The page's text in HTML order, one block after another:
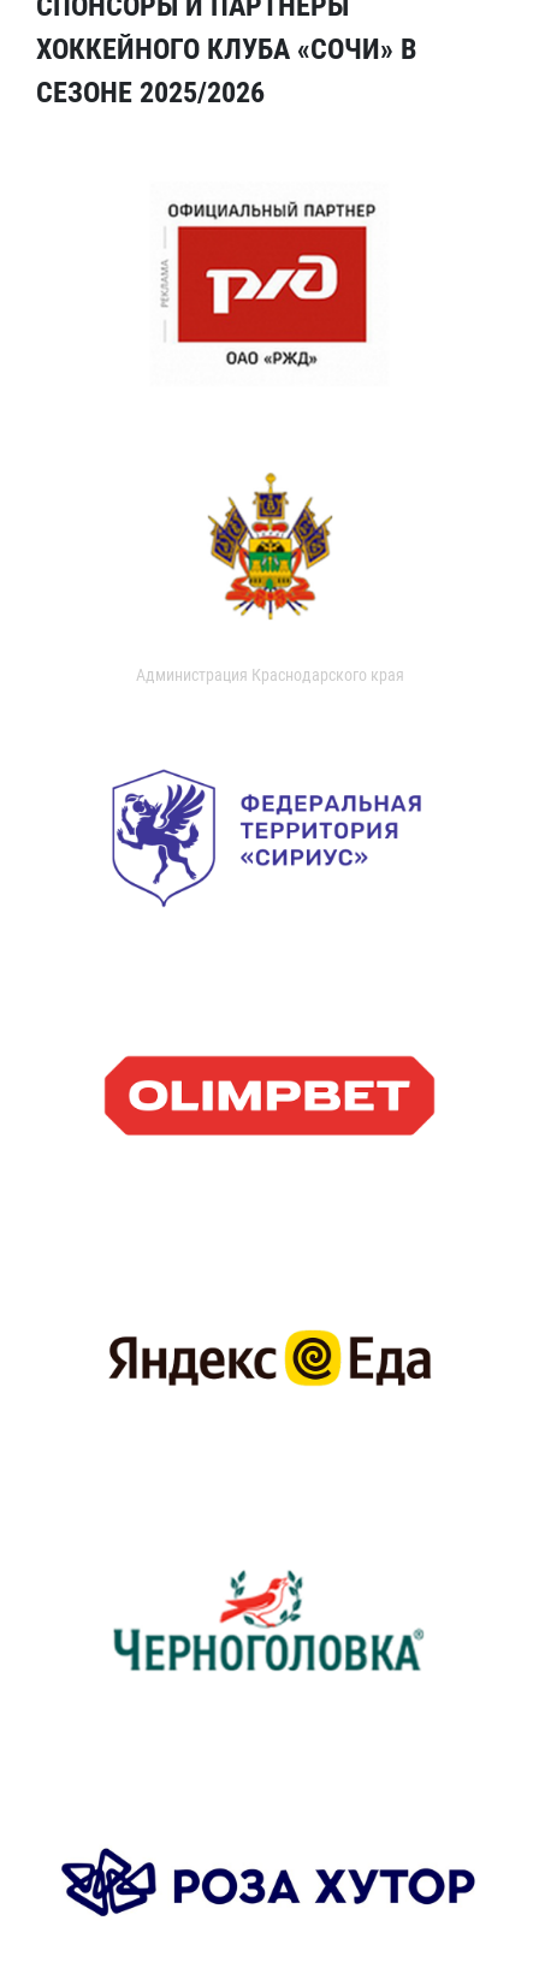
ХОККЕЙНОГО КЛУБА «СОЧИ» В
СЕЗОНЕ 2025/2026
Администрация Краснодарского края